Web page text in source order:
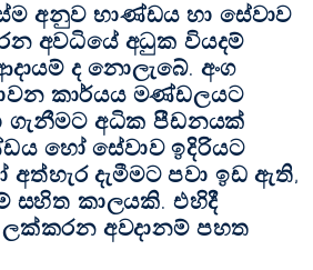
අනුව භාණ්ඩය හා සේවාව
අවධියේ අධුක වියදම්
ද නොලැබේ. අංග
කාර්යය මණ්ඩලයට
ගැනීමට අධික පීඩනයක්
හෝ සේවාව ඉදිරියට
දැමීමට පවා ඉඩ ඇති,
සහිත කාලයකි. එහිදී
අවදානම් පහත